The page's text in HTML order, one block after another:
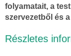
folyamatait, a
szervezetből és
Részletes